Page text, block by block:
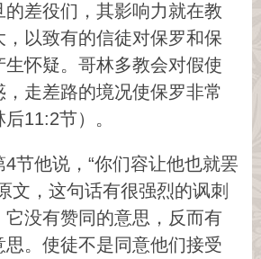
差役们，其影响力就在教
以致有的信徒对保罗和保
生怀疑。哥林多教会对假使
走差路的境况使保罗非常
11:2节）。
4节他说，“你们容让他也就罢
文，这句话有很强烈的讽刺
没有赞同的意思，反而有
。使徒不是同意他们接受